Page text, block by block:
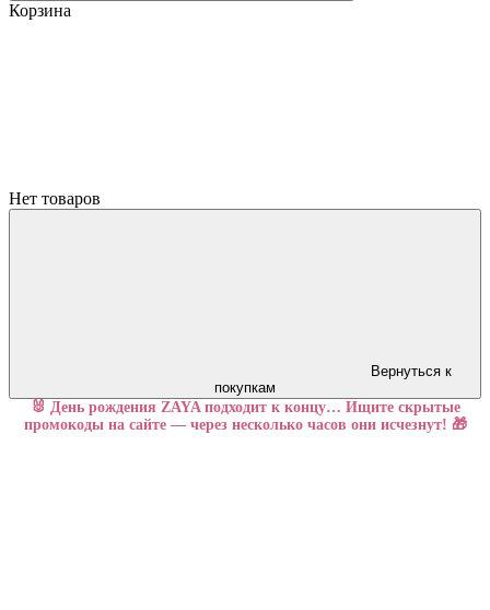
Корзина
Нет товаров
Вернуться к
покупкам
🐰 День рождения ZAYA подходит к концу… Ищите скрытые
промокоды на сайте — через несколько часов они исчезнут! 🎁